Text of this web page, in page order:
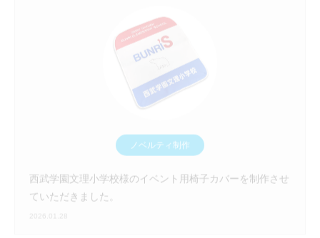
西武学園文理小学校様のイベント用椅子カバーを制作させ